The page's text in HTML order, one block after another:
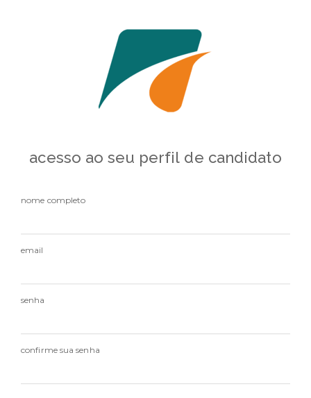
acesso ao seu perfil de candidato
nome completo
email
senha
confirme sua senha